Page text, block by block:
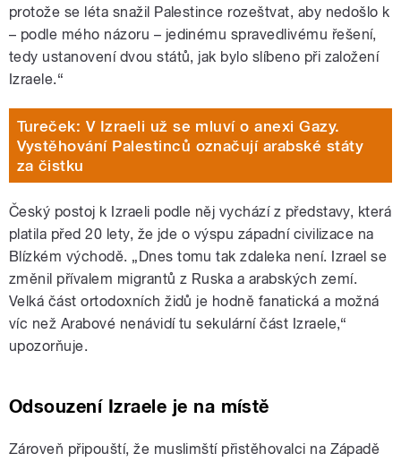
protože se léta snažil Palestince rozeštvat, aby nedošlo k
– podle mého názoru – jedinému spravedlivému řešení,
tedy ustanovení dvou států, jak bylo slíbeno při založení
Izraele.“
Tureček: V Izraeli už se mluví o anexi Gazy.
Vystěhování Palestinců označují arabské státy
za čistku
Český postoj k Izraeli podle něj vychází z představy, která
platila před 20 lety, že jde o výspu západní civilizace na
Blízkém východě. „Dnes tomu tak zdaleka není. Izrael se
změnil přívalem migrantů z Ruska a arabských zemí.
Velká část ortodoxních židů je hodně fanatická a možná
víc než Arabové nenávidí tu sekulární část Izraele,“
upozorňuje.
Odsouzení Izraele je na místě
Zároveň připouští, že muslimští přistěhovalci na Západě